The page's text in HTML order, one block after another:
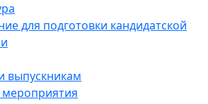
для подготовки кандидатской
выпускникам